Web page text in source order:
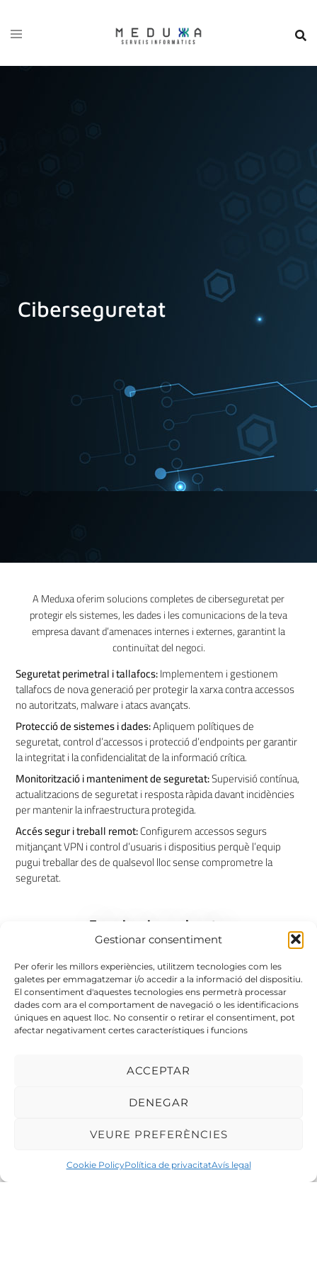
Gestionar consentiment
Per oferir les millors experiències, utilitzem tecnologies com les
galetes per emmagatzemar i/o accedir a la informació del dispositiu.
El consentiment d'aquestes tecnologies ens permetrà processar
dades com ara el comportament de navegació o les identificacions
úniques en aquest lloc. No consentir o retirar el consentiment, pot
afectar negativament certes característiques i funcions
ACCEPTAR
DENEGAR
VEURE PREFERÈNCIES
Cookie PolicyPolítica de privacitatAvís legal
Ciberseguretat
A Meduxa oferim solucions completes de ciberseguretat per
protegir els sistemes, les dades i les comunicacions de la teva
empresa davant d’amenaces internes i externes, garantint la
continuïtat del negoci.
Seguretat perimetral i tallafocs:Implementem i gestionem
tallafocs de nova generació per protegir la xarxa contra accessos
no autoritzats, malware i atacs avançats.
Protecció de sistemes i dades:Apliquem polítiques de
seguretat, control d’accessos i protecció d’endpoints per garantir
la integritat i la confidencialitat de la informació crítica.
Monitorització i manteniment de seguretat:Supervisió contínua,
actualitzacions de seguretat i resposta ràpida davant incidències
per mantenir la infraestructura protegida.
Accés segur i treball remot:Configurem accessos segurs
mitjançant VPN i control d’usuaris i dispositius perquè l’equip
pugui treballar des de qualsevol lloc sense comprometre la
seguretat.
Experiencia en el sector
Hem protegit infraestructures ecnològiques d’empreses de
diferents sectors, assegurant entorns digitals fiables a oficines i
entorns corporatius, hotels i turisme, fires i esdeveniments, i
organitzacions que requereixen alts nivells de seguretat i
disponibilitat.
La teva seguretat, la nostra
responsabilitat: protecció sense
interrupcions